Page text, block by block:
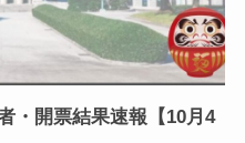
・開票結果速報【10月4